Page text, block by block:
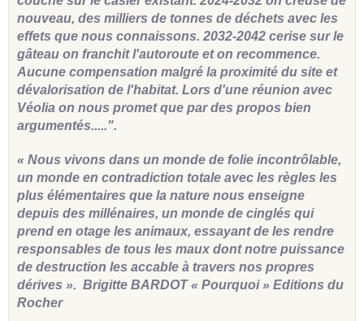
nouveau, des milliers de tonnes de déchets avec les
effets que nous connaissons. 2032-2042 cerise sur le
gâteau on franchit l'autoroute et on recommence.
Aucune compensation malgré la proximité du site et
dévalorisation de l'habitat. Lors d'une réunion avec
Véolia on nous promet que par des propos bien
argumentés.....".
« Nous vivons dans un monde de folie incontrôlable,
un monde en contradiction totale avec les règles les
plus élémentaires que la nature nous enseigne
depuis des millénaires, un monde de cinglés qui
prend en otage les animaux, essayant de les rendre
responsables de tous les maux dont notre puissance
de destruction les accable à travers nos propres
dérives ». Brigitte BARDOT « Pourquoi » Editions du
Rocher